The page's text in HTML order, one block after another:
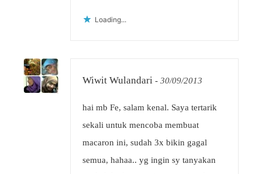
Loading...
Wiwit Wulandari - 30/09/2013
hai mb Fe, salam kenal. Saya tertarik
sekali untuk mencoba membuat
macaron ini, sudah 3x bikin gagal
semua, hahaa.. yg ingin sy tanyakan